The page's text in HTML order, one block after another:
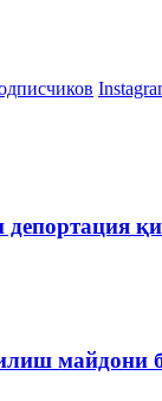
депортация
майдони